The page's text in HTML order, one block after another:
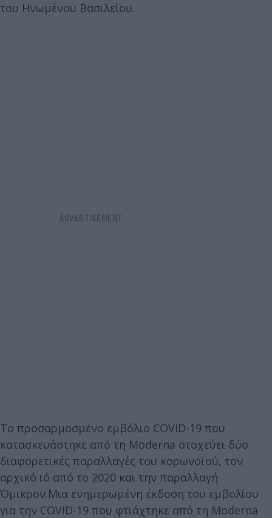
του Ηνωμένου Βασιλείου.
Το προσαρμοσμένο εμβόλιο COVID-19 που
κατασκευάστηκε από τη Moderna στοχεύει δύο
διαφορετικές παραλλαγές του κορωνοϊού, τον ​​
αρχικό ιό από το 2020 και την παραλλαγή
Όμικρον.Μια ενημερωμένη έκδοση του εμβολίου
για την COVID-19 που φτιάχτηκε από τη Moderna